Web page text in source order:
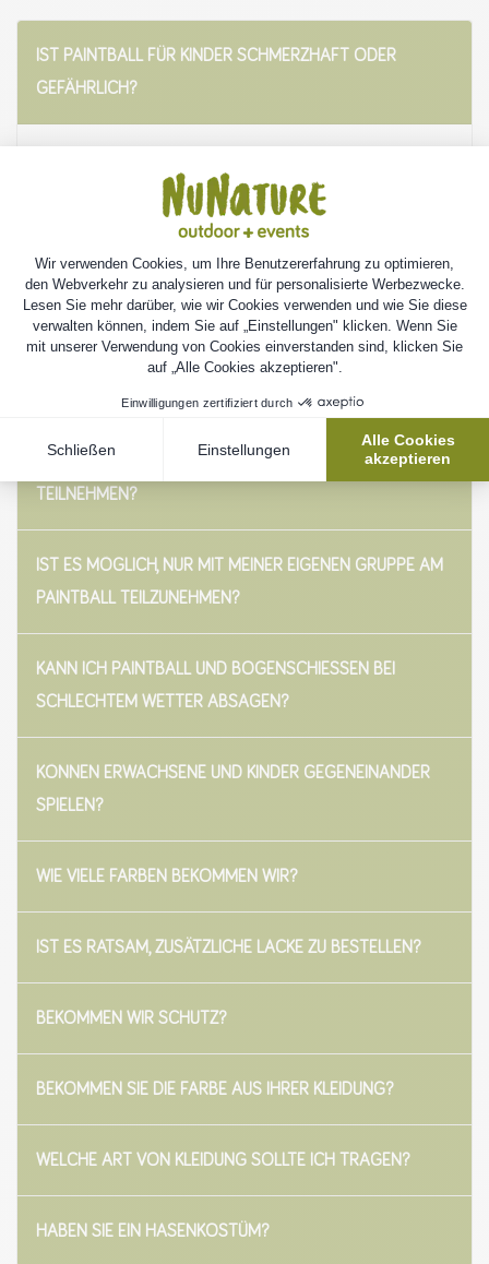
IST PAINTBALL FÜR KINDER SCHMERZHAFT ODER
GEFÄHRLICH?
Feder (kein harter Schuss) und beim Erwachsenen-Paintball
mit einem Luftgewehr (harter Schuss). Beim Paintball für
Erwachsene besteht die Gefahr von blauen Flecken, beim
Paintball für Kinder ist das nicht der Fall.
AB WELCHEM ALTER KANN MAN AM BOGENSCHIESSEN T
AB WELCHEM ALTER KANN MAN AM PAINTBALL
TEILNEHMEN?
IST ES MÖGLICH, NUR MIT MEINER EIGENEN GRUPPE AM
PAINTBALL TEILZUNEHMEN?
KANN ICH PAINTBALL UND BOGENSCHIESSEN BEI S
CHLECHTEM WETTER ABSAGEN?
KÖNNEN ERWACHSENE UND KINDER GEGENEINANDER
SPIELEN?
WIE VIELE FARBEN BEKOMMEN WIR?
IST ES RATSAM, ZUSÄTZLICHE LACKE ZU BESTELLEN?
BEKOMMEN WIR SCHUTZ?
BEKOMMEN SIE DIE FARBE AUS IHRER KLEIDUNG?
WELCHE ART VON KLEIDUNG SOLLTE ICH TRAGEN?
HABEN SIE EIN HASENKOSTÜM?